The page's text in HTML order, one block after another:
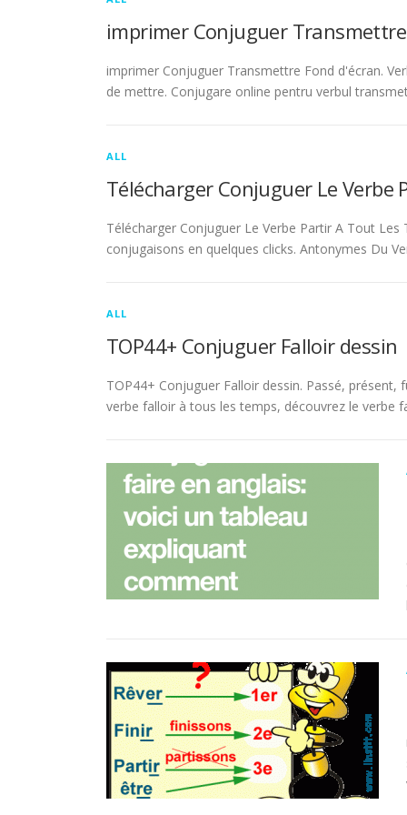
imprimer Conjuguer
imprimer Conjuguer Transmettre Fond d'écran.
de mettre. Conjugare online pentru verbul
ALL
Télécharger Conjuguer Le Verbe
Télécharger Conjuguer Le Verbe Partir A Tout
conjugaisons en quelques clicks. Antonymes Du
ALL
TOP44+ Conjuguer Falloir dessin
TOP44+ Conjuguer Falloir dessin. Passé,
verbe falloir à tous les temps, découvrez le verbe